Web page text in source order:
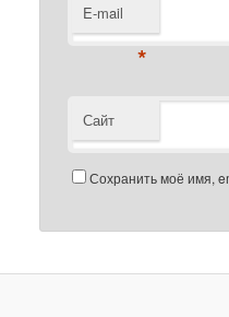
E-mail
*
Сайт
Сохранить моё имя,